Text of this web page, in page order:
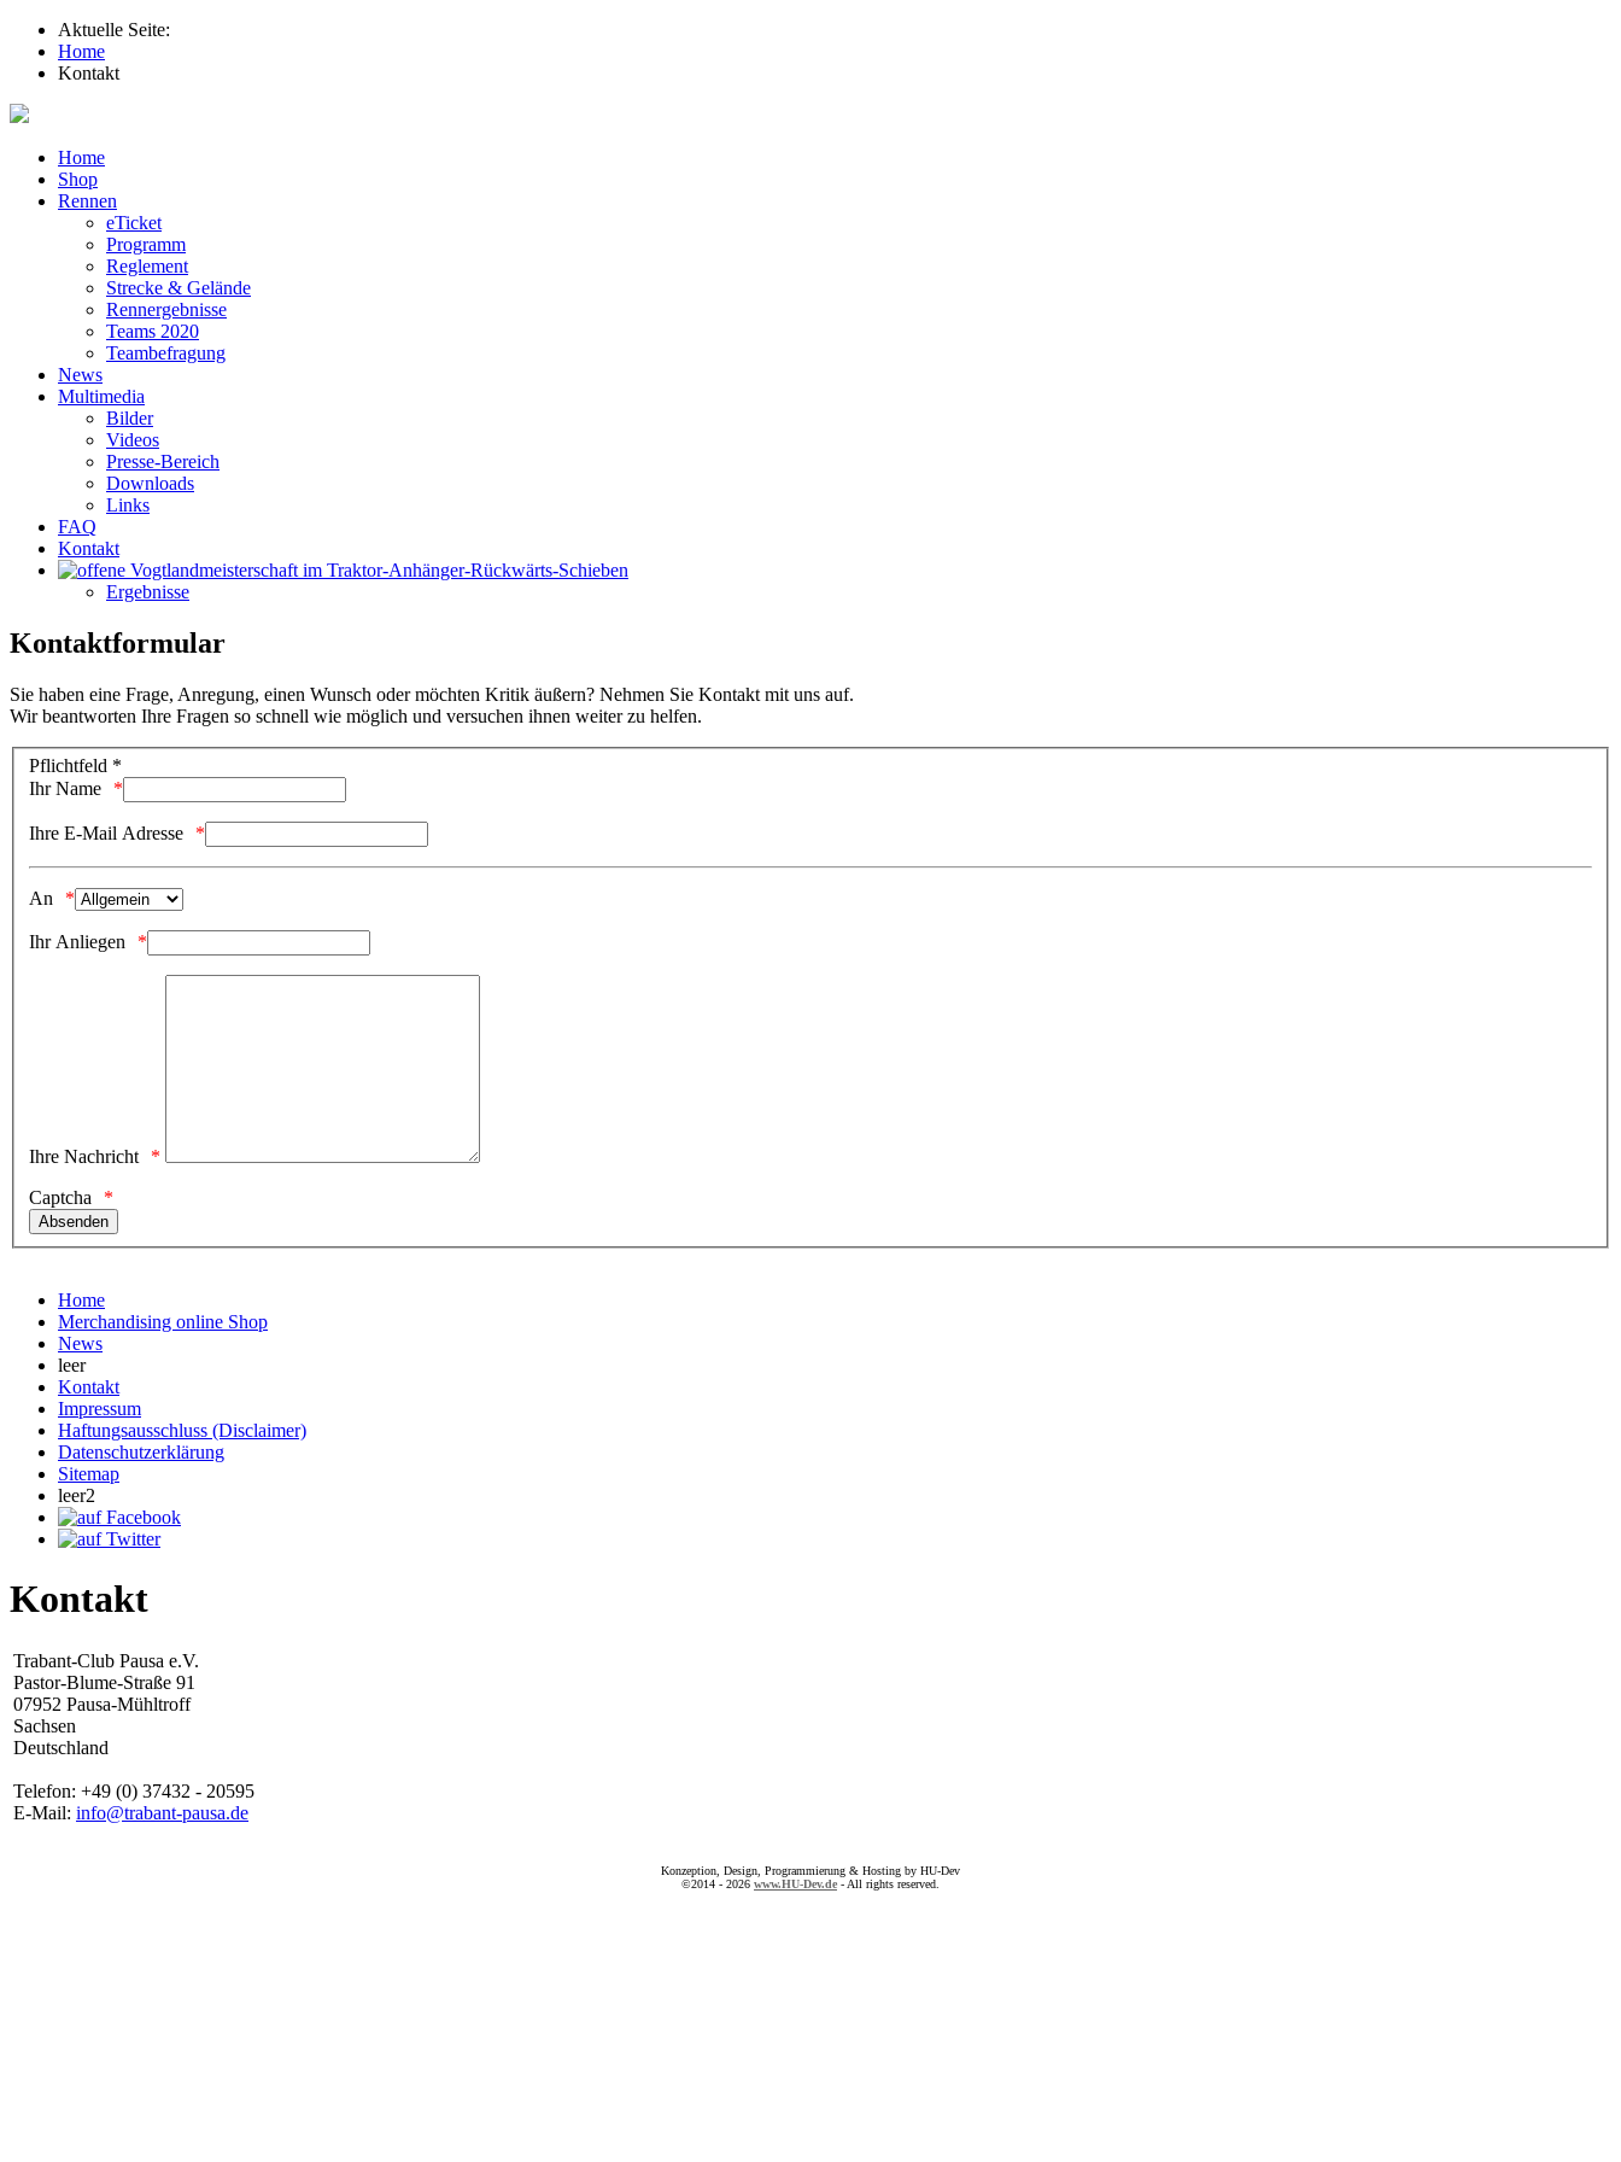
Aktuelle Seite:
Home
Kontakt
Home
Shop
Rennen
eTicket
Programm
Reglement
Strecke & Gelände
Rennergebnisse
Teams 2020
Teambefragung
News
Multimedia
Bilder
Videos
Presse-Bereich
Downloads
Links
FAQ
Kontakt
Ergebnisse
Kontaktformular
Sie haben eine Frage, Anregung, einen Wunsch oder möchten Kritik äußern? Nehmen Sie Kontakt mit uns auf.
Wir beantworten Ihre Fragen so schnell wie möglich und versuchen ihnen weiter zu helfen.
Pflichtfeld *
Ihr Name
Ihre E-Mail Adresse
An
Ihr Anliegen
Ihre Nachricht
Captcha
Home
Merchandising online Shop
News
leer
Kontakt
Impressum
Haftungsausschluss (Disclaimer)
Datenschutzerklärung
Sitemap
leer2
Kontakt
Trabant-Club Pausa e.V.
Pastor-Blume-Straße 91
07952 Pausa-Mühltroff
Sachsen
Deutschland
Telefon: +49 (0) 37432 - 20595
E-Mail: info@trabant-pausa.de
Konzeption, Design, Programmierung & Hosting by HU-Dev
©2014 - 2026 www.HU-Dev.de - All rights reserved.